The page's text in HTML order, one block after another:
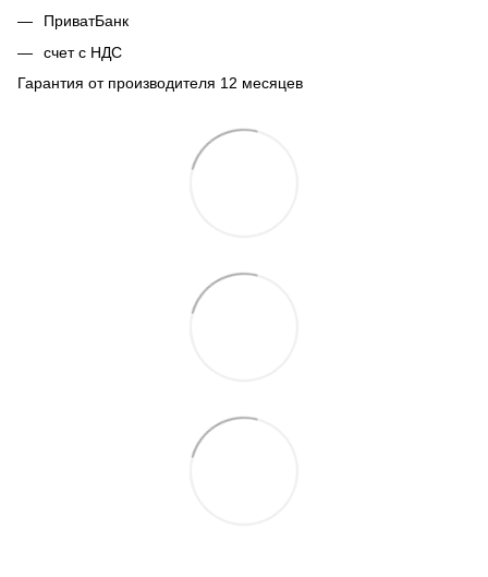
ПриватБанк
счет с НДС
Гарантия от производителя 12 месяцев